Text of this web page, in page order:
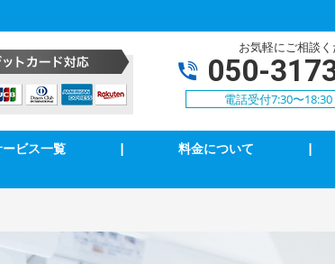
お気軽にご相談
050-
電話受付7:30〜
ビス一覧
付 TVアンテナ修理・取付
漏電調査・修理
| 料金について |